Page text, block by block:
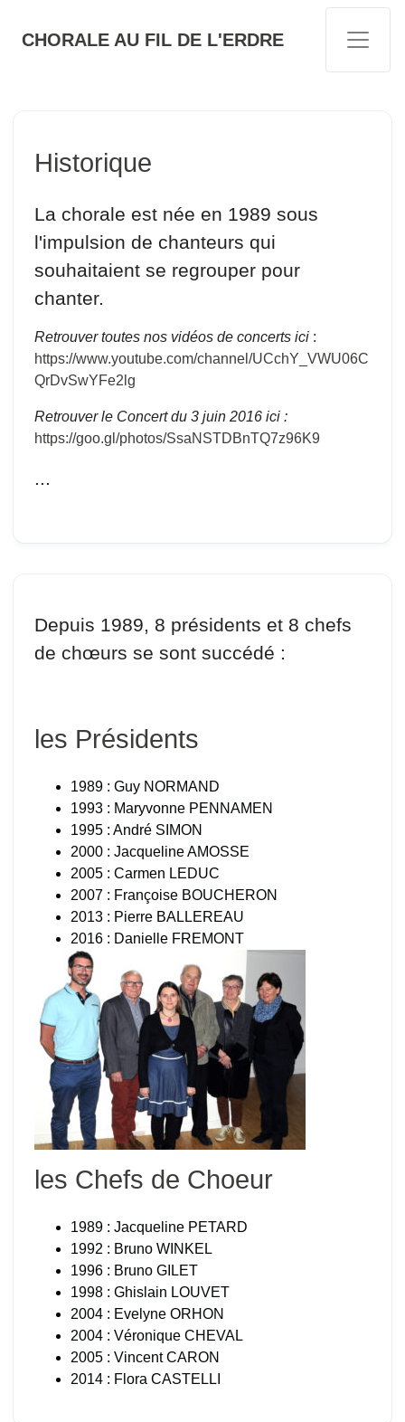
CHORALE AU FIL DE L'ERDRE
Historique
La chorale est née en 1989 sous
l'impulsion de chanteurs qui
souhaitaient se regrouper pour
chanter.
Retrouver toutes nos vidéos de concerts ici :
https://www.youtube.com/channel/UCchY_VWU06C
QrDvSwYFe2lg
Retrouver le Concert du 3 juin 2016 ici :
https://goo.gl/photos/SsaNSTDBnTQ7z96K9
...
Depuis 1989, 8 présidents et 8 chefs
de chœurs se sont succédé :
les Présidents
1989 : Guy NORMAND
1993 : Maryvonne PENNAMEN
1995 : André SIMON
2000 : Jacqueline AMOSSE
2005 : Carmen LEDUC
2007 : Françoise BOUCHERON
2013 : Pierre BALLEREAU
2016 : Danielle FREMONT
les Chefs de Choeur
1989 : Jacqueline PETARD
1992 : Bruno WINKEL
1996 : Bruno GILET
1998 : Ghislain LOUVET
2004 : Evelyne ORHON
2004 : Véronique CHEVAL
2005 : Vincent CARON
2014 : Flora CASTELLI